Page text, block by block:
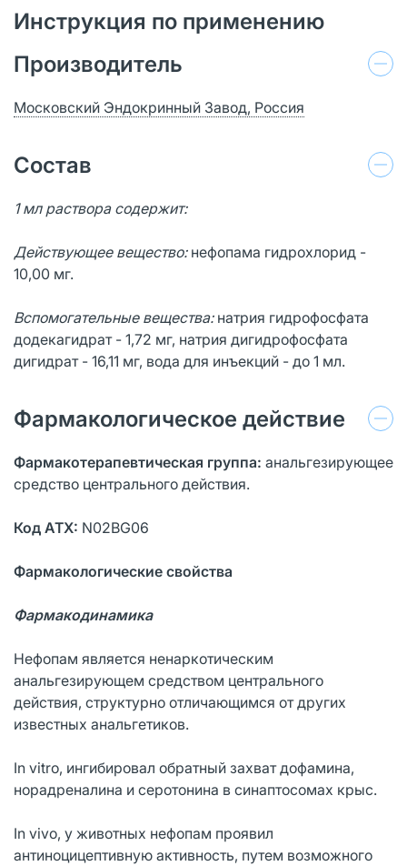
Инструкция по применению
Производитель
Московский Эндокринный Завод, Россия
Состав
1 мл раствора содержит:
Действующее вещество: нефопама гидрохлорид -
10,00 мг.
Вспомогательные вещества: натрия гидрофосфата
додекагидрат - 1,72 мг, натрия дигидрофосфата
дигидрат - 16,11 мг, вода для инъекций - до 1 мл.
Фармакологическое действие
Фармакотерапевтическая группа: анальгезирующее
средство центрального действия.
Код АТХ: N02BG06
Фармакологические свойства
Фармакодинамика
Нефопам является ненаркотическим
анальгезирующем средством центрального
действия, структурно отличающимся от других
известных анальгетиков.
In vitro, ингибировал обратный захват дофамина,
норадреналина и серотонина в синаптосомах крыс.
In vivo, у животных нефопам проявил
антиноцицептивную активность, путем возможного